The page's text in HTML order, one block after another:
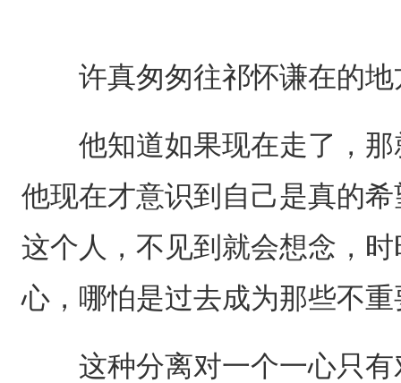
许真匆匆往祁怀谦在的地
他知道如果现在走了，那
他现在才意识到自己是真的
这个人，不见到就会想念，
心，哪怕是过去成为那些不
这种分离对一个一心只有